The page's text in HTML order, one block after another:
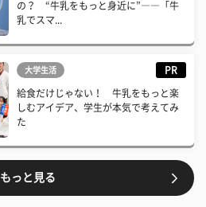
の？ “牛乳をもっと身近に”――「牛
乳でスマ...
大学生活 PR
給食だけじゃない！ 牛乳をもっと楽
しむアイデア、学生が本気で考えてみ
た
もっと見る